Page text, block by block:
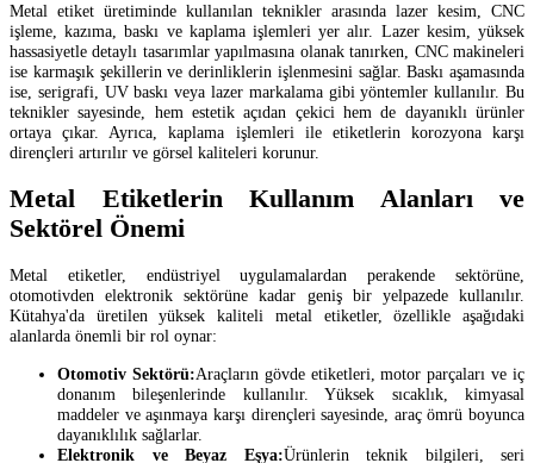
Metal etiket üretiminde kullanılan teknikler arasında lazer kesim, CNC
işleme, kazıma, baskı ve kaplama işlemleri yer alır. Lazer kesim, yüksek
hassasiyetle detaylı tasarımlar yapılmasına olanak tanırken, CNC makineleri
ise karmaşık şekillerin ve derinliklerin işlenmesini sağlar. Baskı aşamasında
ise, serigrafi, UV baskı veya lazer markalama gibi yöntemler kullanılır. Bu
teknikler sayesinde, hem estetik açıdan çekici hem de dayanıklı ürünler
ortaya çıkar. Ayrıca, kaplama işlemleri ile etiketlerin korozyona karşı
dirençleri artırılır ve görsel kaliteleri korunur.
Metal Etiketlerin Kullanım Alanları ve
Sektörel Önemi
Metal etiketler, endüstriyel uygulamalardan perakende sektörüne,
otomotivden elektronik sektörüne kadar geniş bir yelpazede kullanılır.
Kütahya'da üretilen yüksek kaliteli metal etiketler, özellikle aşağıdaki
alanlarda önemli bir rol oynar:
Otomotiv Sektörü:Araçların gövde etiketleri, motor parçaları ve iç
donanım bileşenlerinde kullanılır. Yüksek sıcaklık, kimyasal
maddeler ve aşınmaya karşı dirençleri sayesinde, araç ömrü boyunca
dayanıklılık sağlarlar.
Elektronik ve Beyaz Eşya:Ürünlerin teknik bilgileri, seri